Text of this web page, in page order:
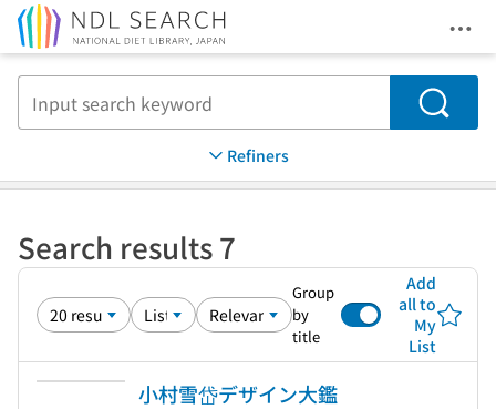
Search
Refiners
Search results 7
Group
by
title
Add
all to
My
List
小村雪岱デザイン大鑑